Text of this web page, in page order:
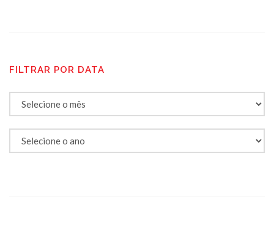
FILTRAR POR DATA